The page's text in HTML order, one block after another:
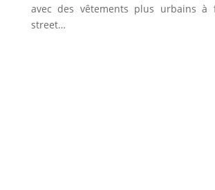
avec des vêtements plus urbains à
street…